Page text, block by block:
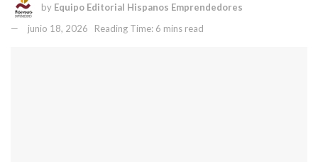
by Equipo Editorial Hispanos Emprendedores
junio 18, 2026
Reading Time: 6 mins read